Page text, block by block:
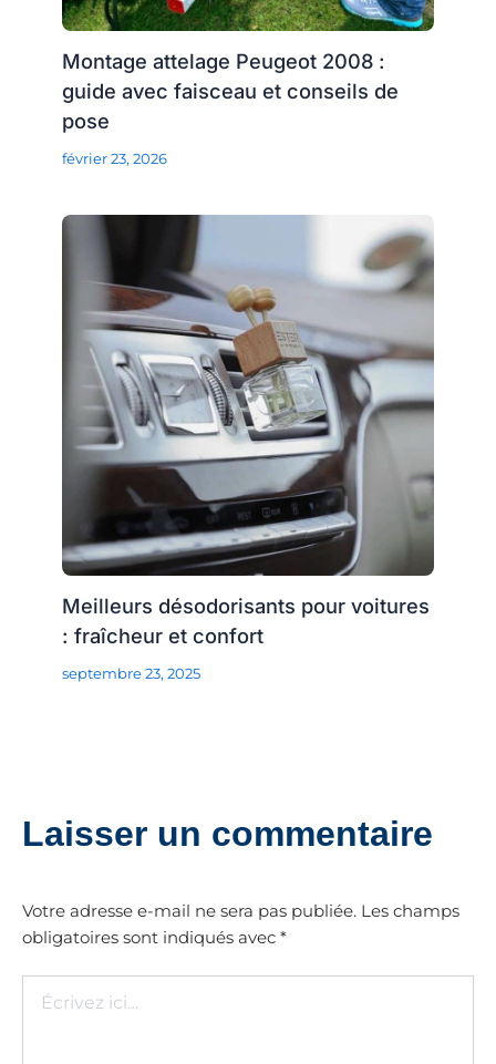
Montage attelage Peugeot 2008 :
guide avec faisceau et conseils de
pose
février 23, 2026
Meilleurs désodorisants pour voitures
: fraîcheur et confort
septembre 23, 2025
Laisser un commentaire
Votre adresse e-mail ne sera pas publiée. Les champs
obligatoires sont indiqués avec *
ici…